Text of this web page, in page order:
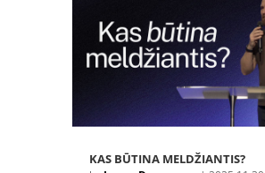
KAS BŪTINA MELDŽIANTIS?